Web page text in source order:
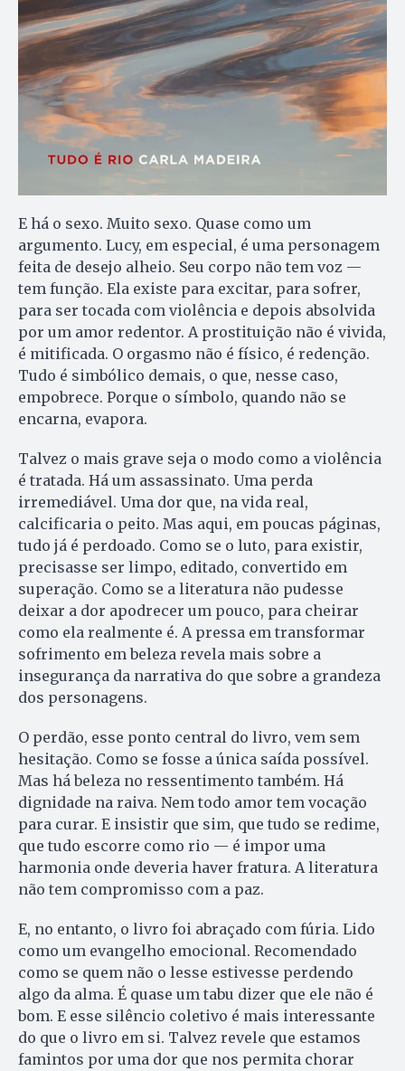
E há o sexo. Muito sexo. Quase como um
argumento. Lucy, em especial, é uma personagem
feita de desejo alheio. Seu corpo não tem voz —
tem função. Ela existe para excitar, para sofrer,
para ser tocada com violência e depois absolvida
por um amor redentor. A prostituição não é vivida,
é mitificada. O orgasmo não é físico, é redenção.
Tudo é simbólico demais, o que, nesse caso,
empobrece. Porque o símbolo, quando não se
encarna, evapora.
Talvez o mais grave seja o modo como a violência
é tratada. Há um assassinato. Uma perda
irremediável. Uma dor que, na vida real,
calcificaria o peito. Mas aqui, em poucas páginas,
tudo já é perdoado. Como se o luto, para existir,
precisasse ser limpo, editado, convertido em
superação. Como se a literatura não pudesse
deixar a dor apodrecer um pouco, para cheirar
como ela realmente é. A pressa em transformar
sofrimento em beleza revela mais sobre a
insegurança da narrativa do que sobre a grandeza
dos personagens.
O perdão, esse ponto central do livro, vem sem
hesitação. Como se fosse a única saída possível.
Mas há beleza no ressentimento também. Há
dignidade na raiva. Nem todo amor tem vocação
para curar. E insistir que sim, que tudo se redime,
que tudo escorre como rio — é impor uma
harmonia onde deveria haver fratura. A literatura
não tem compromisso com a paz.
E, no entanto, o livro foi abraçado com fúria. Lido
como um evangelho emocional. Recomendado
como se quem não o lesse estivesse perdendo
algo da alma. É quase um tabu dizer que ele não é
bom. E esse silêncio coletivo é mais interessante
do que o livro em si. Talvez revele que estamos
famintos por uma dor que nos permita chorar